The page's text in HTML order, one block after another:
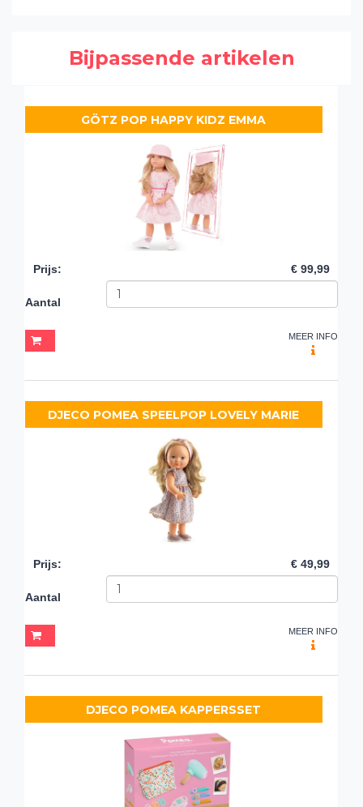
Bijpassende artikelen
GÖTZ POP HAPPY KIDZ EMMA
Prijs: € 99,99
Aantal
MEER INFO
DJECO POMEA SPEELPOP LOVELY MARIE
Prijs: € 49,99
Aantal
MEER INFO
DJECO POMEA KAPPERSSET